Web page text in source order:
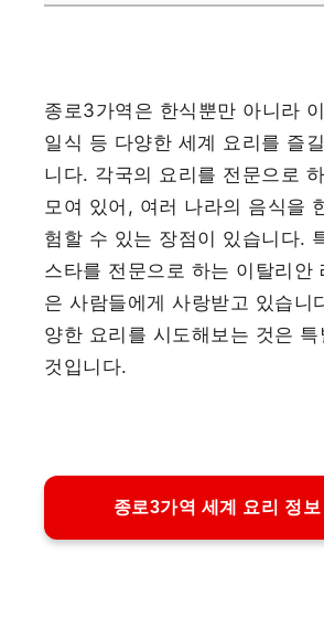
종로3가역은 한식뿐만 아니라
일식 등 다양한 세계 요리를 즐
니다. 각국의 요리를 전문으로
모여 있어, 여러 나라의 음식을
험할 수 있는 장점이 있습니다.
스타를 전문으로 하는 이탈리안
은 사람들에게 사랑받고 있습니
양한 요리를 시도해보는 것은
것입니다.
종로3가역 세계 요리 정보